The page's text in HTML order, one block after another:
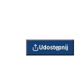
Udostępnij